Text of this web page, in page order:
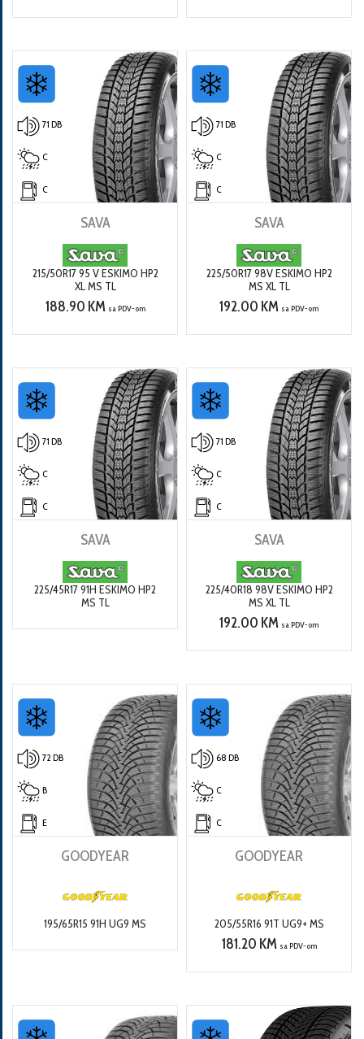
71 DB
C
C
SAVA
215/50R17 95 V ESKIMO HP2
XL MS TL
188.90 KM sa PDV-om
71 DB
C
C
SAVA
225/50R17 98V ESKIMO HP2
MS XL TL
192.00 KM sa PDV-om
71 DB
C
C
SAVA
225/45R17 91H ESKIMO HP2
MS TL
71 DB
C
C
SAVA
225/40R18 98V ESKIMO HP2
MS XL TL
192.00 KM sa PDV-om
72 DB
B
E
GOODYEAR
195/65R15 91H UG9 MS
68 DB
C
C
GOODYEAR
205/55R16 91T UG9+ MS
181.20 KM sa PDV-om